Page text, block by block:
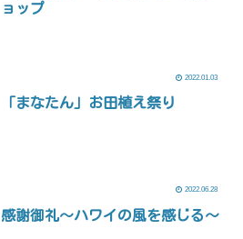
ョップ
2022.01.03
「まなたん」お田植え祭り
2022.06.28
感謝御礼～ハワイの風を感じる～